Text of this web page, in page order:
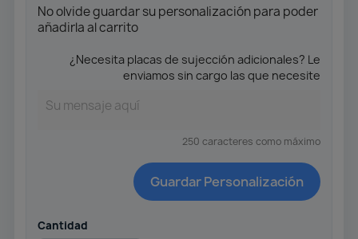
No olvide guardar su personalización para poder
añadirla al carrito
¿Necesita placas de sujección adicionales? Le
enviamos sin cargo las que necesite
250 caracteres como máximo
Guardar Personalización
Cantidad